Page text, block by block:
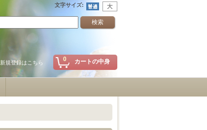
文字サイズ:
0 カートの中身
新規登録はこちら